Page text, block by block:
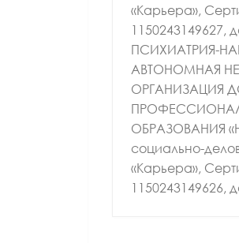
«Карьера»,
1150243149627,
ПСИХИАТРИЯ-
АВТОНОМНАЯ
ОРГАНИЗАЦИЯ
ОБРАЗОВАНИЯ
социально-
«Карьера»,
1150243149626,
ВРАЧ ГАСТРОЭНТЕРОЛОГ
ВРАЧ ТЕРАПЕВТ
КАНДИДАТ МЕДИЦИНСКИХ НАУК
Лазуткина Елена
Леонидовна